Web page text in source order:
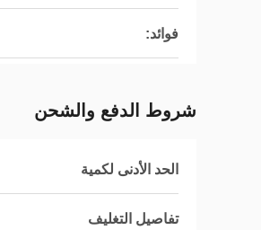
فوائد:
شروط الدفع والشحن
الحد الأدنى لكمية
تفاصيل التغليف